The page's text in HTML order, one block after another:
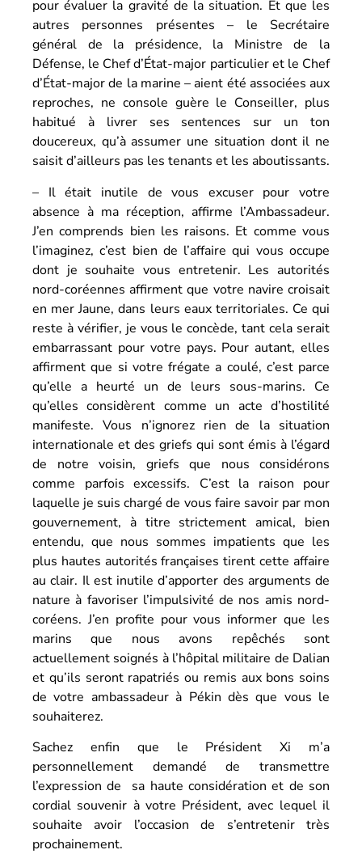
pour évaluer la gravité de la situation. Et que les
autres personnes présentes – le Secrétaire
général de la présidence, la Ministre de la
Défense, le Chef d’État-major particulier et le Chef
d’État-major de la marine – aient été associées aux
reproches, ne console guère le Conseiller, plus
habitué à livrer ses sentences sur un ton
doucereux, qu’à assumer une situation dont il ne
saisit d’ailleurs pas les tenants et les aboutissants.
– Il était inutile de vous excuser pour votre
absence à ma réception, affirme l’Ambassadeur.
J’en comprends bien les raisons. Et comme vous
l’imaginez, c’est bien de l’affaire qui vous occupe
dont je souhaite vous entretenir. Les autorités
nord-coréennes affirment que votre navire croisait
en mer Jaune, dans leurs eaux territoriales. Ce qui
reste à vérifier, je vous le concède, tant cela serait
embarrassant pour votre pays. Pour autant, elles
affirment que si votre frégate a coulé, c’est parce
qu’elle a heurté un de leurs sous-marins. Ce
qu’elles considèrent comme un acte d’hostilité
manifeste. Vous n’ignorez rien de la situation
internationale et des griefs qui sont émis à l’égard
de notre voisin, griefs que nous considérons
comme parfois excessifs. C’est la raison pour
laquelle je suis chargé de vous faire savoir par mon
gouvernement, à titre strictement amical, bien
entendu, que nous sommes impatients que les
plus hautes autorités françaises tirent cette affaire
au clair. Il est inutile d’apporter des arguments de
nature à favoriser l’impulsivité de nos amis nord-
coréens. J’en profite pour vous informer que les
marins que nous avons repêchés sont
actuellement soignés à l’hôpital militaire de Dalian
et qu’ils seront rapatriés ou remis aux bons soins
de votre ambassadeur à Pékin dès que vous le
souhaiterez.
Sachez enfin que le Président Xi m’a
personnellement demandé de transmettre
l’expression de sa haute considération et de son
cordial souvenir à votre Président, avec lequel il
souhaite avoir l’occasion de s’entretenir très
prochainement.